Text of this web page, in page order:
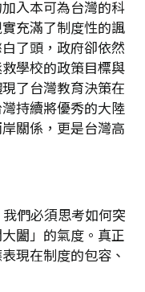
入本可為台灣的科
充滿了制度性的諷
了頭，政府卻依然
學校的政策目標與
了台灣教育決策在
持續將優秀的大陸
關係，更是台灣高
們必須思考如何突
闔」的氣度。真正
現在制度的包容、